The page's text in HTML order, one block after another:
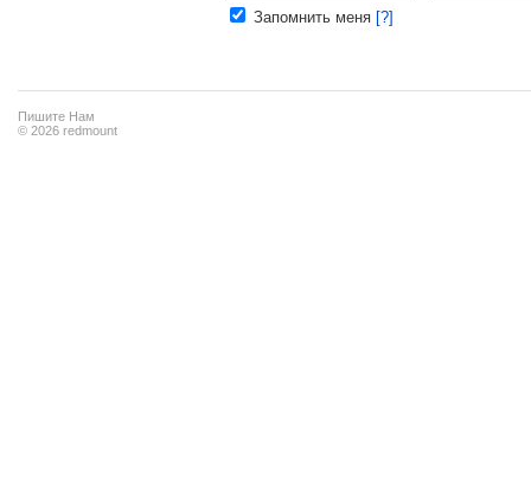
Запомнить меня [?]
Пишите Нам
© 2026 redmount